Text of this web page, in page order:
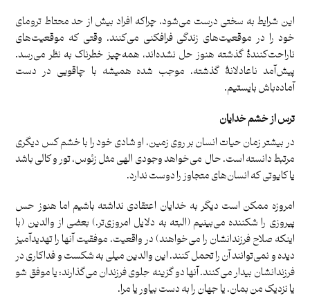
این شرایط به سختی درست می‌شود، چراکه افراد بیش از حد محتاط ترومای
خود را در موقعیت‌های زندگی فرافکنی می‌کنند. وقتی‌ که موقعیت‌های
ناراحت‌کنندۀ گذشته هنوز حل نشده‌اند، همه‌چیز خطرناک به نظر می‌رسد.
پیش‌آمد ناعادلانۀ گذشته، موجب شده همیشه با چاقویی در دست
آماده‌باش بایستیم.
ترس از خشم خدایان
در بیشتر زمان حیات انسان بر روی زمین، او شادی خود را با خشم کس دیگری
مرتبط دانسته است. حال می‌خواهد وجودی الهی مثل زئوس، تور و کالی باشد
یا کایوتی که انسان‌های متجاوز را دوست ندارد.
امروزه ممکن است دیگر به خدایان اعتقادی نداشته باشیم اما هنوز حس
پیروزی را شکننده می‌بینیم (البته به دلایل امروزی‌تر.) بعضی از والدین (با
اینکه صلاح فرزندانشان را می‌خواهند) در واقعیت، موفقیت آنها را تهدید‌آمیز
دیده و نمی‌توانند آن را تحمل کنند. این والدین میلی به شکست و فداکاری در
فرزندانشان بیدار می‌کنند. آنها دو گزینه جلوی فرزندان می‌گذارند: یا موفق شو
یا نزدیک من بمان. یا جهان را به دست بیاور یا مرا.